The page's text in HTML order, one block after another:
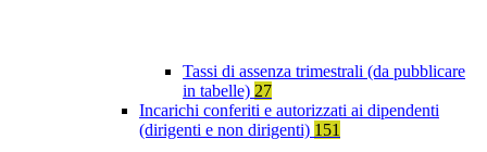
Tassi di assenza trimestrali (da pubblicare
in tabelle) 27
Incarichi conferiti e autorizzati ai dipendenti
(dirigenti e non dirigenti) 151